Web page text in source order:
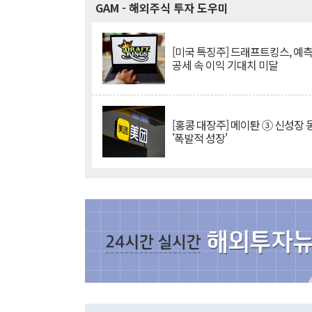
GAM - 해외주식 투자 도우미
[미국 특징주] 드래프트킹스, 예
공세 속 이익 기대치 미달
[홍콩 대장주] 메이퇀 ③ 신성장
'폭발적 성장'